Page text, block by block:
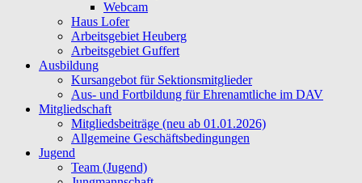
Webcam
Haus Lofer
Arbeitsgebiet Heuberg
Arbeitsgebiet Guffert
Ausbildung
Kursangebot für Sektionsmitglieder
Aus- und Fortbildung für Ehrenamtliche im DAV
Mitgliedschaft
Mitgliedsbeiträge (neu ab 01.01.2026)
Allgemeine Geschäftsbedingungen
Jugend
Team (Jugend)